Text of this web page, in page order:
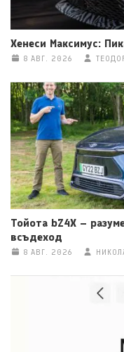
Хенеси Максимус:
8 АВГ. 2026
Тойота bZ4X –
всъдеход
8 АВГ. 2026